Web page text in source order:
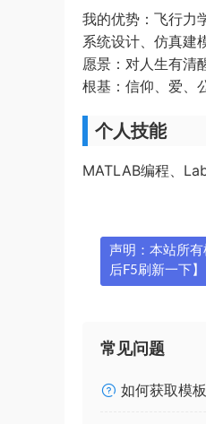
我的优势：飞行力
系统设计、仿真建
愿景：对人生有清
根基：信仰、爱、
个人技能
MATLAB编程、
声明：本站所
后F5刷新一下】
常见问题
如何获取模